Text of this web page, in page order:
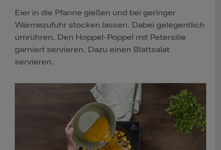
Eier in die Pfanne gießen und bei geringer
Wärmezufuhr stocken lassen. Dabei gelegentlich
umrühren. Den Hoppel-Poppel mit Petersilie
garniert servieren. Dazu einen Blattsalat
servieren.